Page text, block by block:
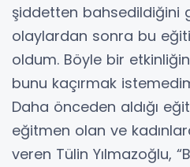
şiddetten bahsedildiğini
olaylardan sonra bu
oldum. Böyle bir
bunu kaçırmak
Daha önceden aldığı
eğitmen olan ve
veren Tülin Yılmazoğlu,